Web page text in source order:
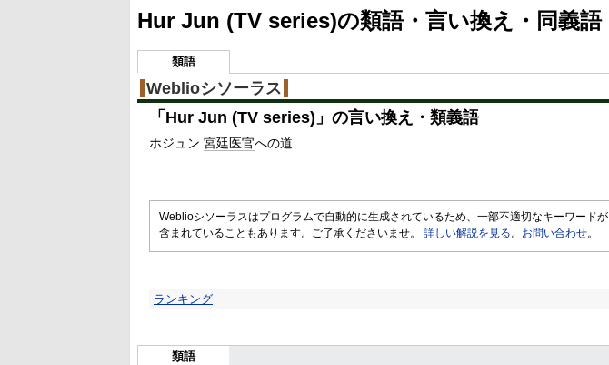
4
1
.
%
Hur Jun (TV series)の類語・言い換え・同義語
類語
Weblioシソーラス
「 Hur Jun (TV series) 」の言い換え・類義語
ホジュン 宮廷医官への道
Weblioシソーラスはプログラムで自動的に生成されているため、一部不適切なキーワードが
含まれていることもあります。ご了承くださいませ。 詳しい解説を見る 。 お問い合わせ。
ランキング
類語